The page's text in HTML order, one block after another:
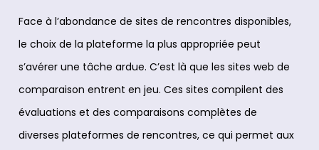
Face à l’abondance de sites de rencontres disponibles,
le choix de la plateforme la plus appropriée peut
s’avérer une tâche ardue. C’est là que les sites web de
comparaison entrent en jeu. Ces sites compilent des
évaluations et des comparaisons complètes de
diverses plateformes de rencontres, ce qui permet aux